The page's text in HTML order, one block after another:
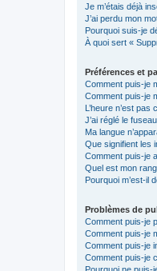
Je m’étais déjà
J’ai perdu mon
Pourquoi suis-je
À quoi sert «
Préférences et
Comment puis-je
Comment puis-je
L’heure n’est pas
J’ai réglé le
Ma langue
Que signifient les
Comment puis-je
Quel est mon
Pourquoi m’est-il
Problèmes de
Comment puis-je
Comment puis-je
Comment puis-je
Comment puis-je
Pourquoi ne puis-